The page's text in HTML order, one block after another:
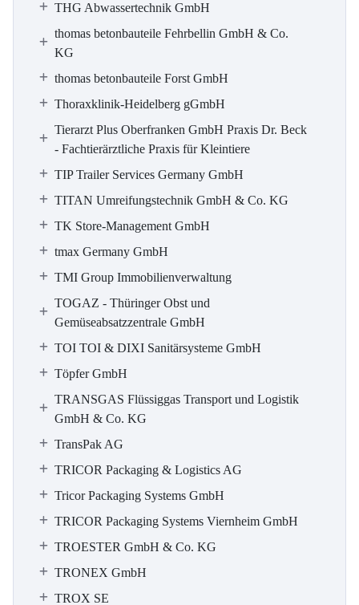
THG Abwassertechnik GmbH
thomas betonbauteile Fehrbellin GmbH & Co.
KG
thomas betonbauteile Forst GmbH
Thoraxklinik-Heidelberg gGmbH
Tierarzt Plus Oberfranken GmbH Praxis Dr. Beck
- Fachtierärztliche Praxis für Kleintiere
TIP Trailer Services Germany GmbH
TITAN Umreifungstechnik GmbH & Co. KG
TK Store-Management GmbH
tmax Germany GmbH
TMI Group Immobilienverwaltung
TOGAZ - Thüringer Obst und
Gemüseabsatzzentrale GmbH
TOI TOI & DIXI Sanitärsysteme GmbH
Töpfer GmbH
TRANSGAS Flüssiggas Transport und Logistik
GmbH & Co. KG
TransPak AG
TRICOR Packaging & Logistics AG
Tricor Packaging Systems GmbH
TRICOR Packaging Systems Viernheim GmbH
TROESTER GmbH & Co. KG
TRONEX GmbH
TROX SE